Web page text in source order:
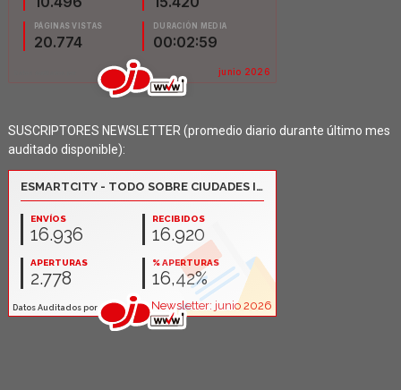
SUSCRIPTORES NEWSLETTER (promedio diario durante último mes
auditado disponible):